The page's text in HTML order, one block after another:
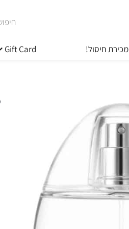
חיפוש
מכירת חיסול! Gift Card